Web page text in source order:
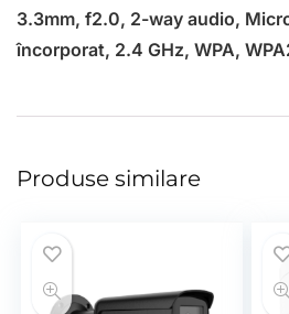
3.3mm, f2.0, 2-way audio,
încorporat, 2.4 GHz, WPA,
Produse similare